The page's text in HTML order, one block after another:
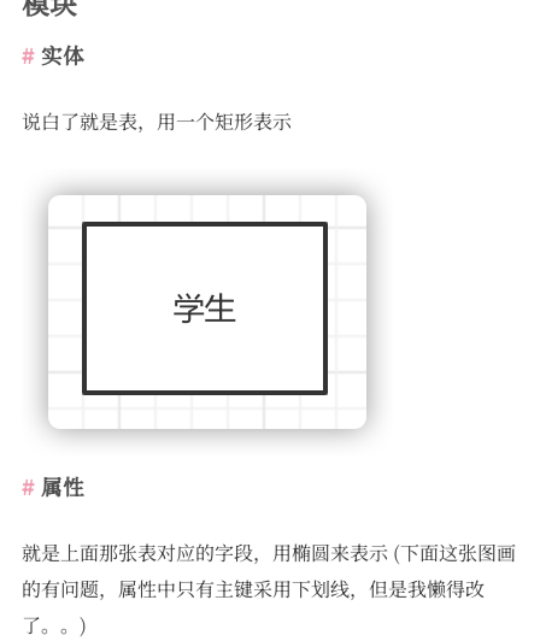
实体
说白了就是表，用一个矩形表示
属性
就是上面那张表对应的字段，用椭圆来表示 (下面这张图画
的有问题，属性中只有主键采用下划线，但是我懒得改
了。。)